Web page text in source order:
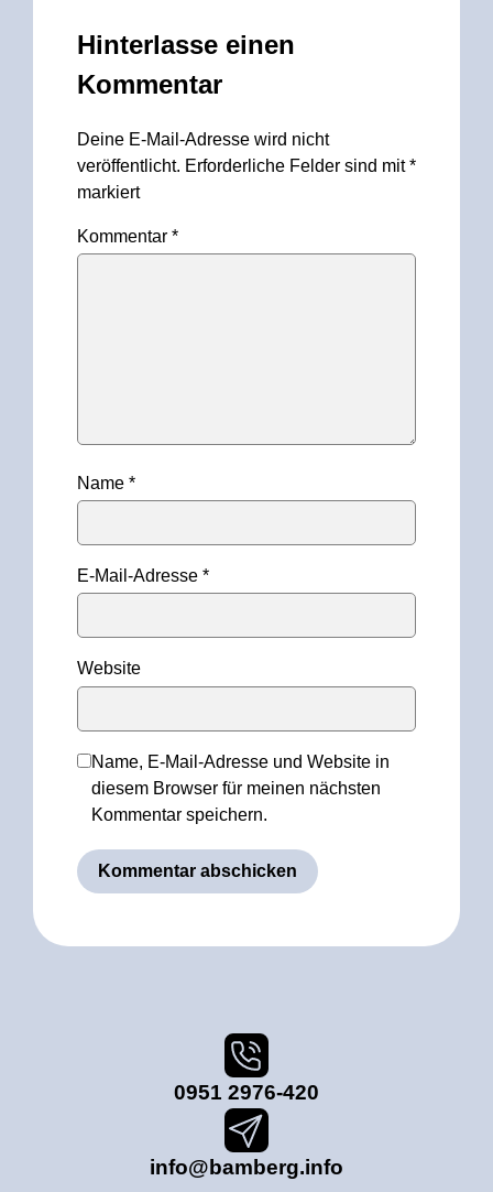
Hinterlasse einen
Kommentar
Deine E-Mail-Adresse wird nicht
veröffentlicht. Erforderliche Felder sind mit*
markiert
Kommentar *
Name *
E-Mail-Adresse *
Website
Name, E-Mail-Adresse und Website in
diesem Browser für meinen nächsten
Kommentar speichern.
0951 2976-420
info@bamberg.info